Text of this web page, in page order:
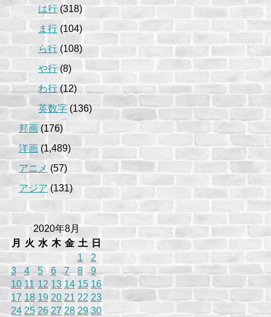
は行 (318)
ま行 (104)
ら行(108)
や行 (8)
わ行 (12)
英数字 (136)
邦画 (176)
洋画 (1,489)
アニメ (57)
アジア (131)
2020年8月
月
火 水 木 金 土
日
1
2
3
4 5 6 7 8
9
10 11 12 13 14 15 16
17 18 19 20 21 22 23
24 25 26 27 28 29 30